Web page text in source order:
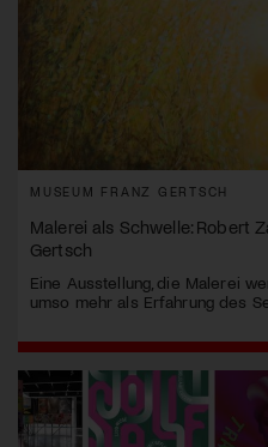
MUSEUM FRANZ GERTSCH
Malerei als Schwelle: Robert
Gertsch
Eine Ausstellung, die Malerei
umso mehr als Erfahrung des